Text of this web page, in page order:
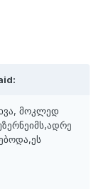
მოკლედ